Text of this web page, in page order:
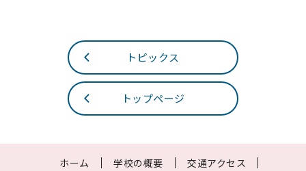
トピックス
トップページ
ホーム 学校の概要
交通アクセス